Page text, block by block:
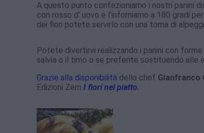
A questo punto confezioniamo i nostri panini
con rosso d’ uovo e l’inforniamo a 180 gradi
dei fiori potete servirlo con una toma di
Potete divertirvi realizzando i panini con
salvia o il timo o se preferite sostituendo alle
Grazie alla disponibilità dello chef Gianfranco
Edizioni Zem I fiori nel piatto.